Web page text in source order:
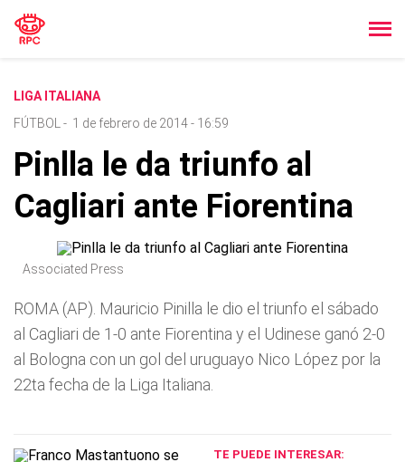
LIGA ITALIANA
FÚTBOL
- 1 de febrero de 2014 - 16:59
Pinlla le da triunfo al
Cagliari ante Fiorentina
Associated Press
ROMA (AP). Mauricio Pinilla le dio el triunfo el sábado
al Cagliari de 1-0 ante Fiorentina y el Udinese ganó 2-0
al Bologna con un gol del uruguayo Nico López por la
22ta fecha de la Liga Italiana.
TE PUEDE INTERESAR: